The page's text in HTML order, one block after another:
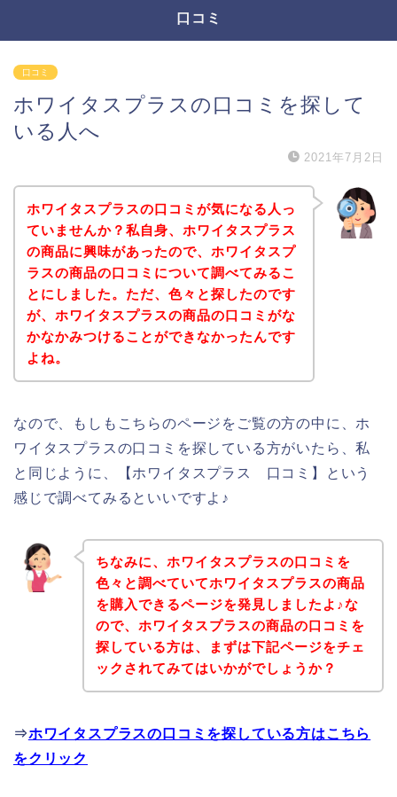
口コミ
口コミ
ホワイタスプラスの口コミを探して
いる人へ
2021年7月2日
ホワイタスプラスの口コミが気になる人っ
ていませんか？私自身、ホワイタスプラス
の商品に興味があったので、ホワイタスプ
ラスの商品の口コミについて調べてみるこ
とにしました。ただ、色々と探したのです
が、ホワイタスプラスの商品の口コミがな
かなかみつけることができなかったんです
よね。
なので、もしもこちらのページをご覧の方の中に、ホ
ワイタスプラスの口コミを探している方がいたら、私
と同じように、【ホワイタスプラス 口コミ】という
感じで調べてみるといいですよ♪
ちなみに、ホワイタスプラスの口コミを
色々と調べていてホワイタスプラスの商品
を購入できるページを発見しましたよ♪な
ので、ホワイタスプラスの商品の口コミを
探している方は、まずは下記ページをチェ
ックされてみてはいかがでしょうか？
⇒ホワイタスプラスの口コミを探している方はこちら
をクリック